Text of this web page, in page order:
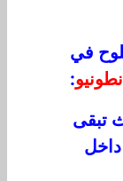
في
أنطونيو:
تبقى